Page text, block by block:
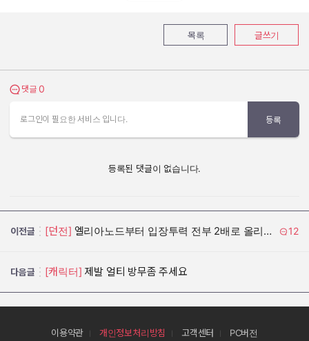
목록 글쓰기
댓글 보기
댓글 0
로그인이 필요한 서비스 입니다. 등록
등록된 댓글이 없습니다.
이전글 [던전] 엘리아노드부터 입장투력 전부 2배로 올리라고 12
다음글 [캐릭터] 제발 얼티 방무좀 주세요
이용약관 개인정보처리방침 고객센터 PC버전